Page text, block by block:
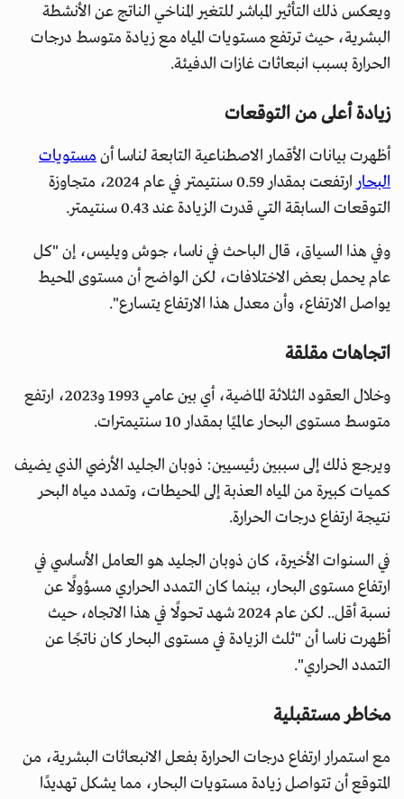
ويعكس ذلك التأثير المباشر للتغير المناخي الناتج عن الأنشطة
البشرية، حيث ترتفع مستويات المياه مع زيادة متوسط درجات
الحرارة بسبب انبعاثات غازات الدفيئة.
زيادة أعلى من التوقعات
أظهرت بيانات الأقمار الاصطناعية التابعة لناسا أنمستويات
البحار
ارتفعت بمقدار 0.59 سنتيمتر في عام 2024، متجاوزة
التوقعات السابقة التي قدرت الزيادة عند 0.43 سنتيمتر.
وفي هذا السياق، قال الباحث في ناسا، جوش ويليس، إن "كل
عام يحمل بعض الاختلافات، لكن الواضح أن مستوى المحيط
يواصل الارتفاع، وأن معدل هذا الارتفاع يتسارع".
اتجاهات مقلقة
وخلال العقود الثلاثة الماضية، أي بين عامي 1993 و2023، ارتفع
متوسط مستوى البحار عالميًا بمقدار 10 سنتيمترات.
ويرجع ذلك إلى سببين رئيسيين: ذوبان الجليد الأرضي الذي يضيف
كميات كبيرة من المياه العذبة إلى المحيطات، وتمدد مياه البحر
نتيجة ارتفاع درجات الحرارة.
في السنوات الأخيرة، كان ذوبان الجليد هو العامل الأساسي في
ارتفاع مستوى البحار، بينما كان التمدد الحراري مسؤولًا عن
نسبة أقل.. لكن عام 2024 شهد تحولًا في هذا الاتجاه، حيث
أظهرت ناسا أن "ثلث الزيادة في مستوى البحار كان ناتجًا عن
التمدد الحراري".
مخاطر مستقبلية
مع استمرار ارتفاع درجات الحرارة بفعل الانبعاثات البشرية، من
المتوقع أن تتواصل زيادة مستويات البحار، مما يشكل تهديدًا